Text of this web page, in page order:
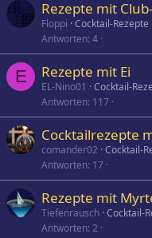
Rezepte mit
Floppi Cocktail-Rezepte
Antworten 4
E Rezepte mit Ei
EL-Nino01
Cocktail-
Antworten 117
Cocktailrezepte
comander02 Cocktail-
Antworten 17
Rezepte mit
Tiefenrausch Cocktail-
Antworten 2